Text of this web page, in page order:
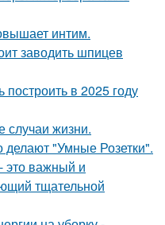
интим.
заводить шпицев
в 2025 году
случаи жизни.
делают "Умные Розетки".
это важный и
тщательной